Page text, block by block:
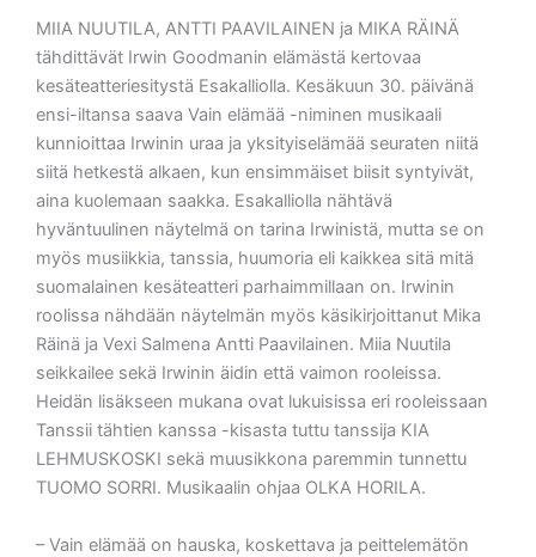
MIIA NUUTILA, ANTTI PAAVILAINEN ja MIKA RÄINÄ
tähdittävät Irwin Goodmanin elämästä kertovaa
kesäteatteriesitystä Esakalliolla. Kesäkuun 30. päivänä
ensi-iltansa saava Vain elämää -niminen musikaali
kunnioittaa Irwinin uraa ja yksityiselämää seuraten niitä
siitä hetkestä alkaen, kun ensimmäiset biisit syntyivät,
aina kuolemaan saakka. Esakalliolla nähtävä
hyväntuulinen näytelmä on tarina Irwinistä, mutta se on
myös musiikkia, tanssia, huumoria eli kaikkea sitä mitä
suomalainen kesäteatteri parhaimmillaan on. Irwinin
roolissa nähdään näytelmän myös käsikirjoittanut Mika
Räinä ja Vexi Salmena Antti Paavilainen. Miia Nuutila
seikkailee sekä Irwinin äidin että vaimon rooleissa.
Heidän lisäkseen mukana ovat lukuisissa eri rooleissaan
Tanssii tähtien kanssa -kisasta tuttu tanssija KIA
LEHMUSKOSKI sekä muusikkona paremmin tunnettu
TUOMO SORRI. Musikaalin ohjaa OLKA HORILA.
– Vain elämää on hauska, koskettava ja peittelemätön